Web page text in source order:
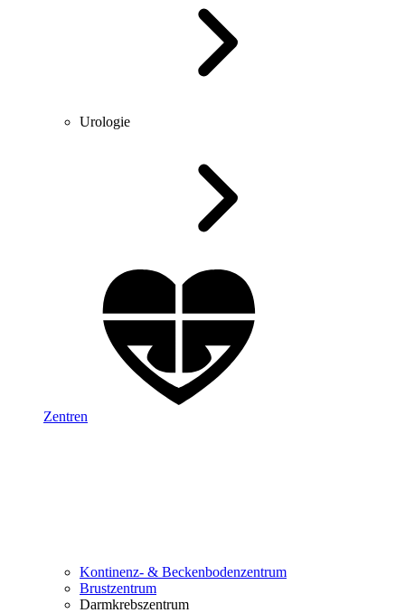
Urologie
Zentren
Kontinenz- & Beckenbodenzentrum
Brustzentrum
Darmkrebszentrum